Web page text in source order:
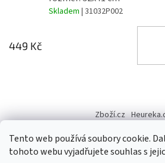
Tento web používá soubory cookie.
tohoto webu vyjadřujete souhlas s
Skladem | 31032P002
449 Kč
p
Zboží.cz